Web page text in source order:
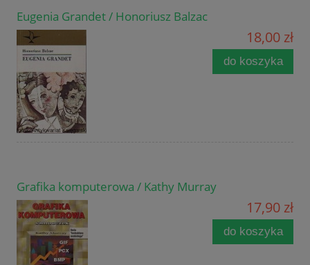
Eugenia Grandet / Honoriusz Balzac
18,00 zł
do koszyka
Grafika komputerowa / Kathy Murray
17,90 zł
do koszyka